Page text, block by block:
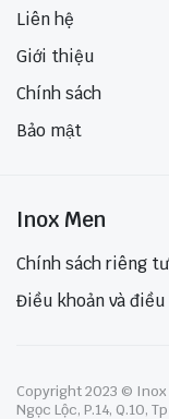
Liên hệ
Giới thiệu
Chính sách
Bảo mật
Inox Men
Chính sách riêng tư
Điều khoản và
Copyright 2023 ©
Ngọc Lộc, P.14, Q.10,